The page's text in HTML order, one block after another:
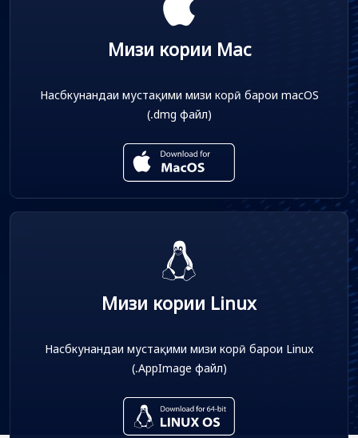
Мизи кории Mac
Насбкунандаи мустақими мизи корӣ барои macOS
(.dmg файл)
Мизи кории Linux
Насбкунандаи мустақими мизи корӣ барои Linux
(.AppImage файл)